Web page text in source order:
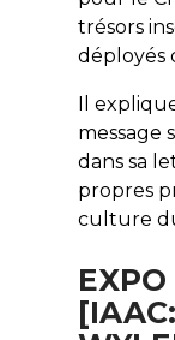
trésors
déployés
Il
message
dans sa
propres
culture
EXPO